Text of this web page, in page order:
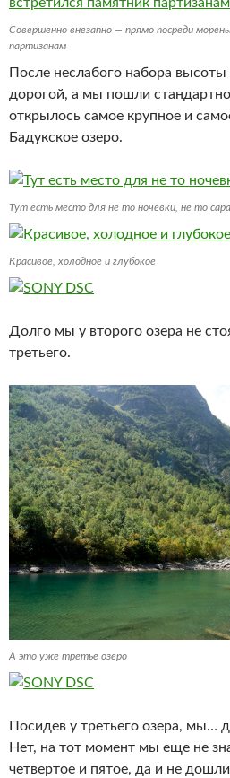
Совершенно внезапно — прямо посреди
партизанам
После неслабого набора
дорогой, а мы пошли
открылось самое крупное и
Бадукское озеро.
Тут есть место для не то ночевки, не то
Красивое, холодное и глубокое
Долго мы у второго озера не
третьего.
А это уже третье озеро
Посидев у третьего озера, мы…
Нет, на тот момент мы еще не
четвертое и пятое, да и не